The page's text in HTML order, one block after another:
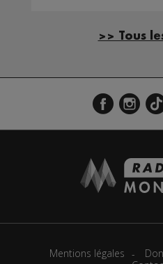
>> Tous
Mentions légales